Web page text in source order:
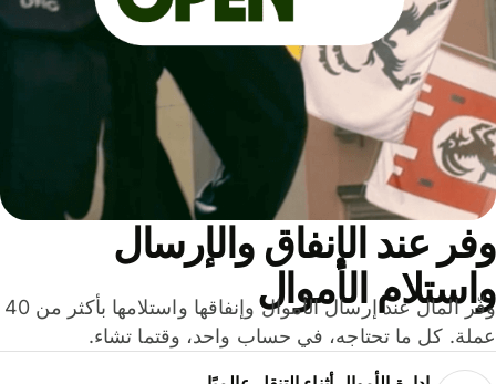
عند الإنفاق والإرسال
الأموال
وفّر المال عند إرسال الأموال وإنفاقها واستلامها بأكثر من 40
كل ما تحتاجه، في حساب واحد، وقتما تشاء.